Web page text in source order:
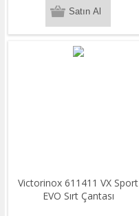
​​Victorinox 611411 VX Sport
EVO Sırt Çantası